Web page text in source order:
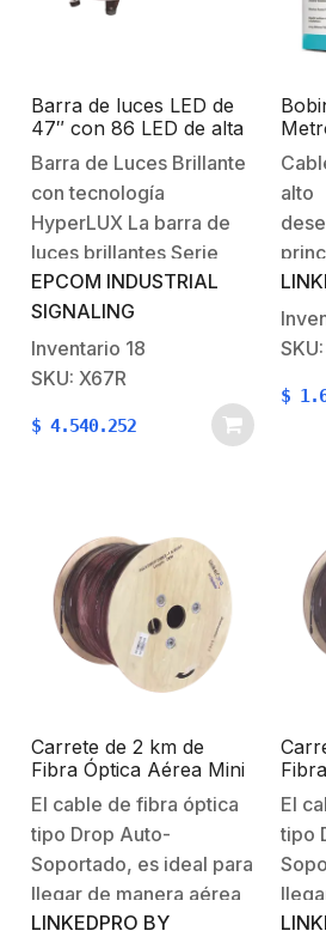
Barra de luces LED de
47″ con 86 LED de alta
potencia, color rojo,
ideal para equipar
ambulancias y unidades
de bomberos
Barra de Luces Brillante
con tecnología
HyperLUX La barra de
luces brillantes Serie
X67, cuenta con la
tecnología HyperLUX la
cual es empleada para
la emisión de luz y
destello. Configuración: Cuentas
penetración de 4…
EPCOM INDUSTRIAL
SIGNALING
Inventario 18
SKU: X67R
$ 4.540.252
23
FTP
alto
de
$
Carrete de 2 km de
Fibra Óptica Aérea Mini
Figura 8 G.657A1 tipo
Drop, Monomodo de 1
Hilo (unifibra), Color
Negro
El cable de fibra óptica
tipo Drop Auto-
Soportado, es ideal para
llegar de manera aérea
desde el NAP a
LINKEDPRO BY
El
tipo